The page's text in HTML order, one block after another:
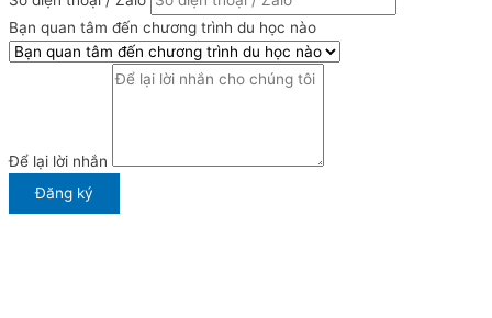
Bạn quan tâm đến chương trình du học nào
Để lại lời nhắn
Đăng ký